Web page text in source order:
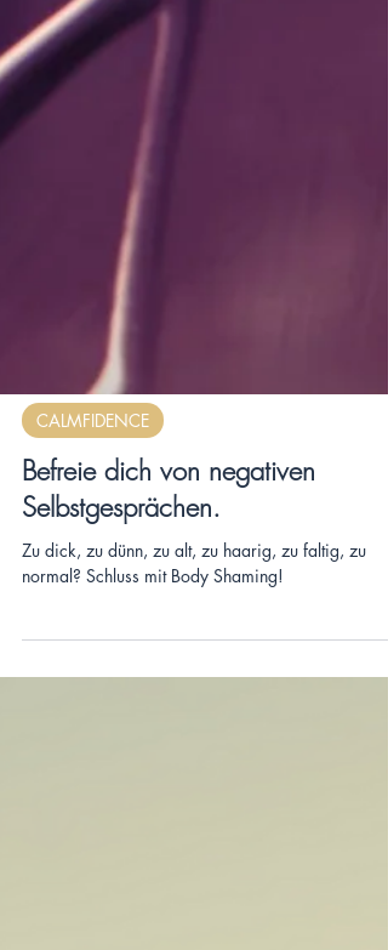
CALMFIDENCE
Befreie dich von negativen
Selbstgesprächen.
normal? Schluss mit Body Shaming!